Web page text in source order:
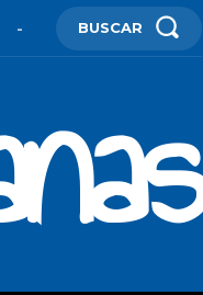
- BUSCAR